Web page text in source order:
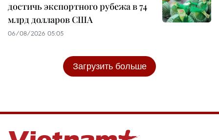
достичь экспортного рубежа в 74
млрд долларов США
06/08/2026 05:05
Загрузить больше